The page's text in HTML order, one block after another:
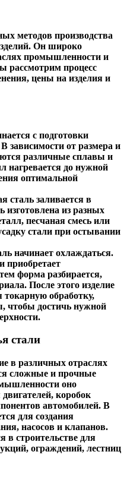
методов производства
Он широко
промышленности и
рассмотрим процесс
цены на изделия и
с подготовки
зависимости от размера и
различные сплавы и
нагревается до нужной
оптимальной
сталь заливается в
из разных
песчаная смесь или
стали при остывании
начинает охлаждаться.
приобретает
форма разбирается,
После этого изделие
обработку,
чтобы достичь нужной
стали
в различных отраслях
сложные и прочные
оно
двигателей, коробок
автомобилей. В
для создания
насосов и клапанов.
в строительстве для
ограждений, лестниц